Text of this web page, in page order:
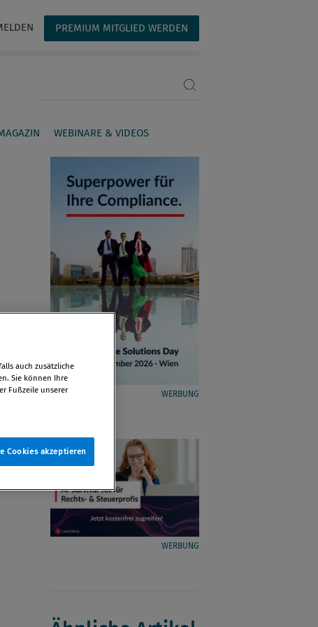
PREMIUM MITGLIED WERDEN
WEBINARE & VIDEOS
WERBUNG
WERBUNG
auch zusätzliche
Sie können Ihre
Fußzeile unserer
Cookies akzeptieren